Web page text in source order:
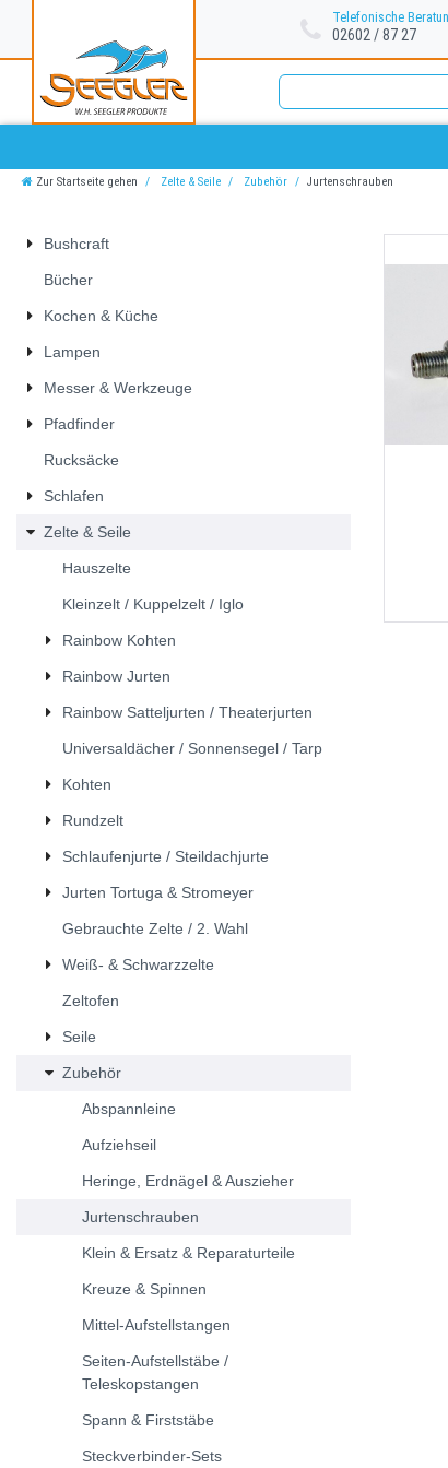
Telefonische
02602 / 87 27
Zur Startseite gehen Zelte & Seile Zubehör Jurtenschrauben
Bushcraft
Bücher
Kochen & Küche
Lampen
Messer & Werkzeuge
Pfadfinder
Rucksäcke
Schlafen
Zelte & Seile
Hauszelte
Kleinzelt / Kuppelzelt / Iglo
Rainbow Kohten
Rainbow Jurten
Rainbow Satteljurten / Theaterjurten
Universaldächer / Sonnensegel / Tarp
Kohten
Rundzelt
Schlaufenjurte / Steildachjurte
Jurten Tortuga & Stromeyer
Gebrauchte Zelte / 2. Wahl
Weiß- & Schwarzzelte
Zeltofen
Seile
Zubehör
Abspannleine
Aufziehseil
Heringe, Erdnägel & Auszieher
Jurtenschrauben
Klein & Ersatz & Reparaturteile
Kreuze & Spinnen
Mittel-Aufstellstangen
Seiten-Aufstellstäbe /
Teleskopstangen
Spann & Firststäbe
Steckverbinder-Sets